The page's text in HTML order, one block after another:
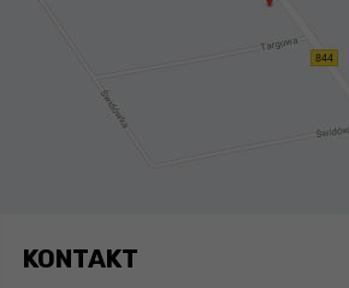
KONTAKT